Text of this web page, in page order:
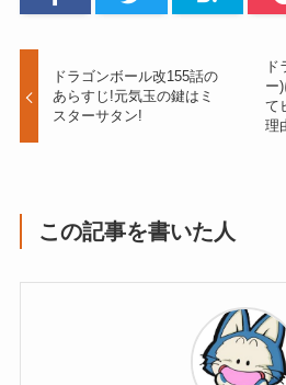
ドラゴンボール改155話の
あらすじ!元気玉の鍵はミ
スターサタン!
ド
ー
て
理
この記事を書いた人